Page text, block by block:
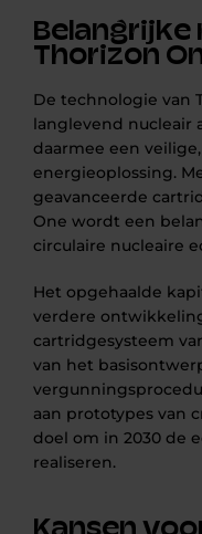
Belangrijke
Thorizon
De technologie van
langlevend nucleair
daarmee een
energieoplossing.
geavanceerde
One wordt een
circulaire nucleaire
Het opgehaalde
verdere
cartridgesysteem
van het
aan prototypes van
doel om in 2030 de
realiseren.